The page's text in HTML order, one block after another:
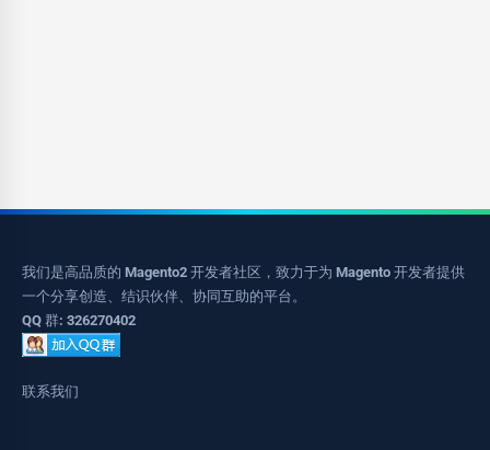
我们是高品质的 Magento2 开发者社区，致力于为 Magento 开发者提供
一个分享创造、结识伙伴、协同互助的平台。
QQ 群: 326270402
联系我们